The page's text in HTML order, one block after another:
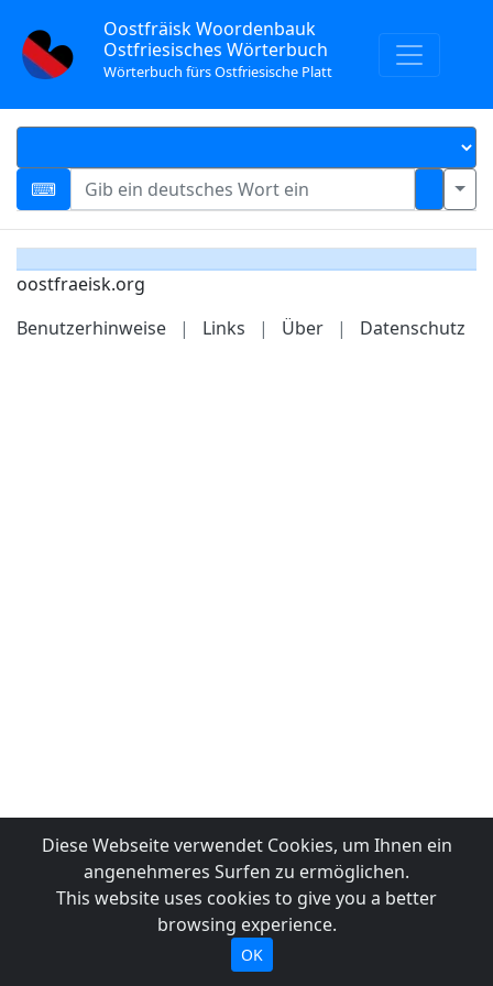
Oostfräisk Woordenbauk
Ostfriesisches Wörterbuch
Wörterbuch fürs Ostfriesische Platt
oostfraeisk.org
Benutzerhinweise
| Links | Über | Datenschutz
Diese Webseite verwendet Cookies, um Ihnen ein
angenehmeres Surfen zu ermöglichen.
This website uses cookies to give you a better
browsing experience.
OK